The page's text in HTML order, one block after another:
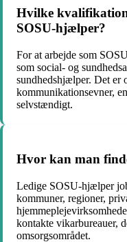
Hvilke
SOSU-hjælper?
For at arbejde som
som social- og
sundhedshjælper. Det er
kommunikationsevner,
selvstændigt.
Hvor kan man
Ledige SOSU-hjælper
kommuner, regioner,
kontakte vikarbureauer,
omsorgsområdet.